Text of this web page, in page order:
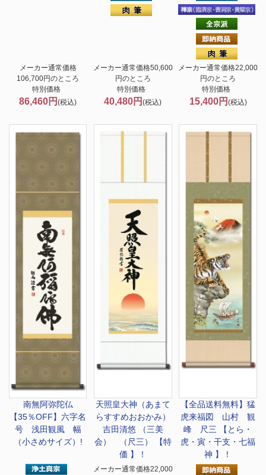
メーカー通常価格
106,700円のところ
特別価格
86,460円(税込)
メーカー通常価格50,600
円のところ
特別価格
40,480円(税込)
メーカー通常価格22,000
円のところ
特別価格
15,400円 (税込)
南無阿弥陀仏
【35％OFF】六字名
号 浅田観風 幅
（小さめサイズ）!
天照皇大神（あまて
らすすめおおかみ）
吉田清悠 （三美
会） （尺三） 【特
価 】！
メーカー通常価格22,000
【全品送料無料】猛
虎来福図 山村 観
峰 尺三 【とら・
虎・寅・干支・七福
神 】！